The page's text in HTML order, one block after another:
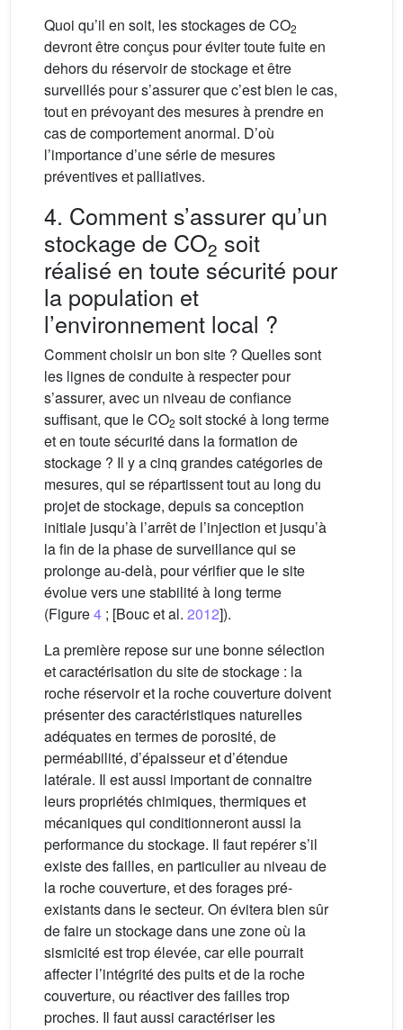
Quoi qu’il en soit, les stockages de CO2
devront être conçus pour éviter toute fuite en
dehors du réservoir de stockage et être
surveillés pour s’assurer que c’est bien le cas,
tout en prévoyant des mesures à prendre en
cas de comportement anormal. D’où
l’importance d’une série de mesures
préventives et palliatives.
4. Comment s’assurer qu’un
stockage de CO2 soit
réalisé en toute sécurité pour
la population et
l’environnement local ?
Comment choisir un bon site ? Quelles sont
les lignes de conduite à respecter pour
s’assurer, avec un niveau de confiance
suffisant, que le CO2 soit stocké à long terme
et en toute sécurité dans la formation de
stockage ? Il y a cinq grandes catégories de
mesures, qui se répartissent tout au long du
projet de stockage, depuis sa conception
initiale jusqu’à l’arrêt de l’injection et jusqu’à
la fin de la phase de surveillance qui se
prolonge au-delà, pour vérifier que le site
évolue vers une stabilité à long terme
(Figure4 ; [Bouc et al. 2012]).
La première repose sur une bonne sélection
et caractérisation du site de stockage : la
roche réservoir et la roche couverture doivent
présenter des caractéristiques naturelles
adéquates en termes de porosité, de
perméabilité, d’épaisseur et d’étendue
latérale. Il est aussi important de connaitre
leurs propriétés chimiques, thermiques et
mécaniques qui conditionneront aussi la
performance du stockage. Il faut repérer s’il
existe des failles, en particulier au niveau de
la roche couverture, et des forages pré-
existants dans le secteur. On évitera bien sûr
de faire un stockage dans une zone où la
sismicité est trop élevée, car elle pourrait
affecter l’intégrité des puits et de la roche
couverture, ou réactiver des failles trop
proches. Il faut aussi caractériser les